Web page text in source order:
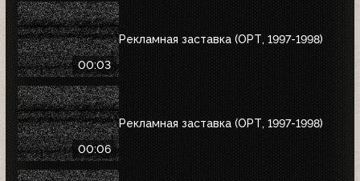
00:03
Рекламная заставка (ОРТ, 1997-1998)
00:06
Рекламная заставка (ОРТ, 1997-1998)